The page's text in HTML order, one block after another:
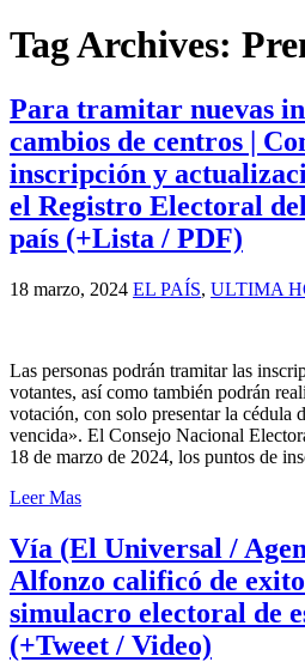
Tag Archives:
Para tramitar nuevas
cambios de centros |
inscripción y
el Registro Electoral
país (+Lista / PDF)
18 marzo, 2024 EL PAÍS, ULTIMA
Las personas podrán tramitar las
votantes, así como también podrán
votación, con solo presentar la cédula
vencida». El Consejo Nacional
18 de marzo de 2024, los puntos de
Leer Mas
Vía (El Universal /
Alfonzo calificó de
simulacro electoral de
(+Tweet / Video)